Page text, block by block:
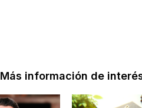
Más información de